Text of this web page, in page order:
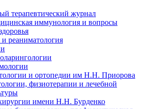
терапевтический журнал
иммунология и вопросы
реаниматология
и ортопедии им Н.Н. Приорова
физиотерапии и лечебной
имени Н.Н. Бурденко